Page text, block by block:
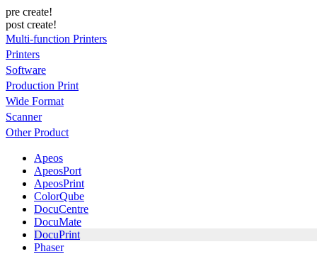
pre create!
post create!
Multi-function Printers
Printers
Software
Production Print
Wide Format
Scanner
Other Product
Apeos
ApeosPort
ApeosPrint
ColorQube
DocuCentre
DocuMate
DocuPrint
Phaser